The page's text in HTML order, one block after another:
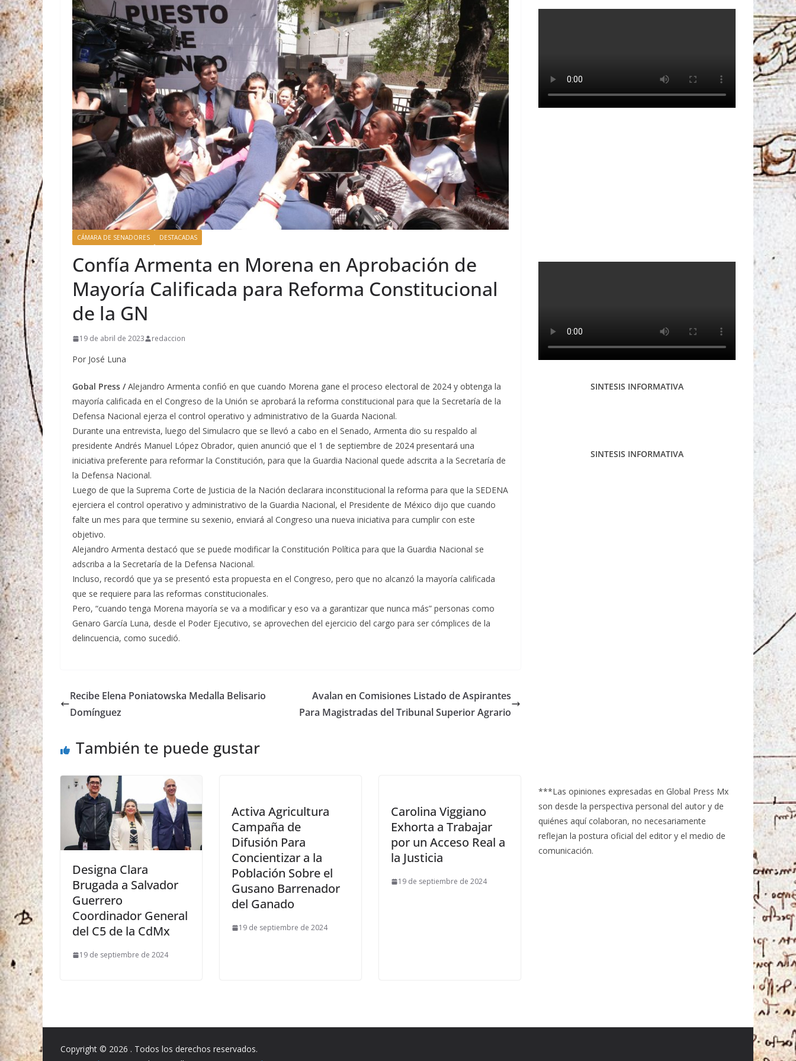
CÁMARA DE SENADORES DESTACADAS
Confía Armenta en Morena en Aprobación de
Mayoría Calificada para Reforma Constitucional
de la GN
19 de abril de 2023 redaccion
Por José Luna
Gobal Press /Alejandro Armenta confió en que cuando Morena gane el proceso electoral de 2024 y obtenga la
mayoría calificada en el Congreso de la Unión se aprobará la reforma constitucional para que la Secretaría de la
Defensa Nacional ejerza el control operativo y administrativo de la Guarda Nacional.
Durante una entrevista, luego del Simulacro que se llevó a cabo en el Senado, Armenta dio su respaldo al
presidente Andrés Manuel López Obrador, quien anunció que el 1 de septiembre de 2024 presentará una
iniciativa preferente para reformar la Constitución, para que la Guardia Nacional quede adscrita a la Secretaría de
la Defensa Nacional.
Luego de que la Suprema Corte de Justicia de la Nación declarara inconstitucional la reforma para que la SEDENA
ejerciera el control operativo y administrativo de la Guardia Nacional, el Presidente de México dijo que cuando
falte un mes para que termine su sexenio, enviará al Congreso una nueva iniciativa para cumplir con este
objetivo.
Alejandro Armenta destacó que se puede modificar la Constitución Política para que la Guardia Nacional se
adscriba a la Secretaría de la Defensa Nacional.
Incluso, recordó que ya se presentó esta propuesta en el Congreso, pero que no alcanzó la mayoría calificada
que se requiere para las reformas constitucionales.
Pero, “cuando tenga Morena mayoría se va a modificar y eso va a garantizar que nunca más” personas como
Genaro García Luna, desde el Poder Ejecutivo, se aprovechen del ejercicio del cargo para ser cómplices de la
delincuencia, como sucedió.
Recibe Elena Poniatowska Medalla Belisario
Domínguez
Avalan en Comisiones Listado de Aspirantes
Para Magistradas del Tribunal Superior Agrario
También te puede gustar
Designa Clara
Brugada a Salvador
Guerrero
Coordinador General
del C5 de la CdMx
19 de septiembre de 2024
Activa Agricultura
Campaña de
Difusión Para
Concientizar a la
Población Sobre el
Gusano Barrenador
del Ganado
19 de septiembre de 2024
Carolina Viggiano
Exhorta a Trabajar
por un Acceso Real a
la Justicia
19 de septiembre de 2024
SINTESIS INFORMATIVA
SINTESIS INFORMATIVA
***Las opiniones expresadas en Global Press Mx
son desde la perspectiva personal del autor y de
quiénes aquí colaboran, no necesariamente
reflejan la postura oficial del editor y el medio de
comunicación.
Copyright © 2026 . Todos los derechos reservados.